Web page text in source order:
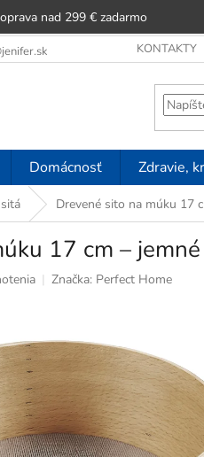
nad 299 € zadarmo
KONTAKTY
Domácnosť Zdravie,
Drevené sito na múku 17
17 cm –
Značka: Perfect Home